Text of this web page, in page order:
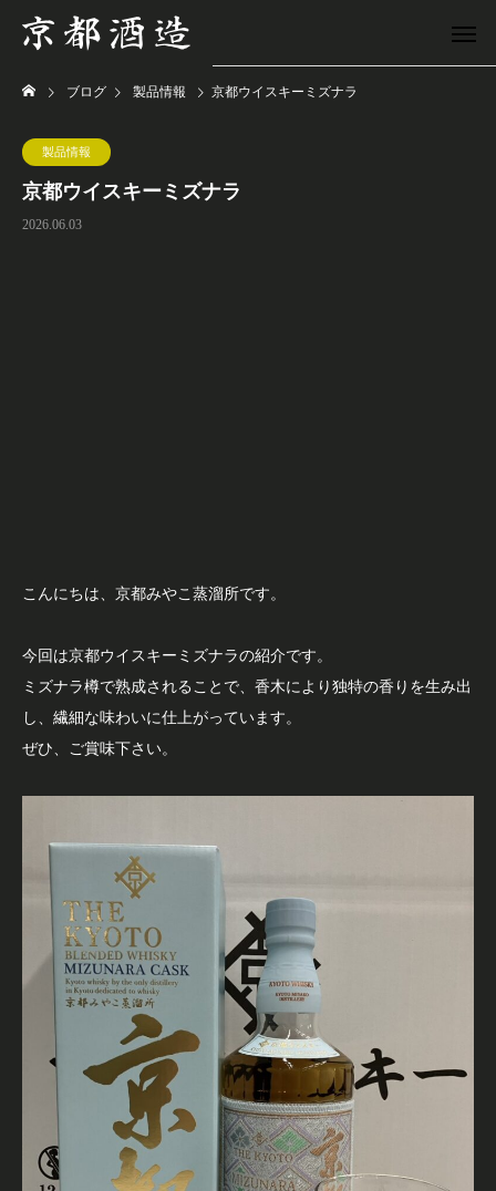
ブログ 製品情報 京都ウイスキーミズナラ
製品情報
京都ウイスキーミズナラ
2026.06.03
こんにちは、京都みやこ蒸溜所です。
今回は京都ウイスキーミズナラの紹介です。
ミズナラ樽で熟成されることで、香木により独特の香りを生み出
し、繊細な味わいに仕上がっています。
ぜひ、ご賞味下さい。